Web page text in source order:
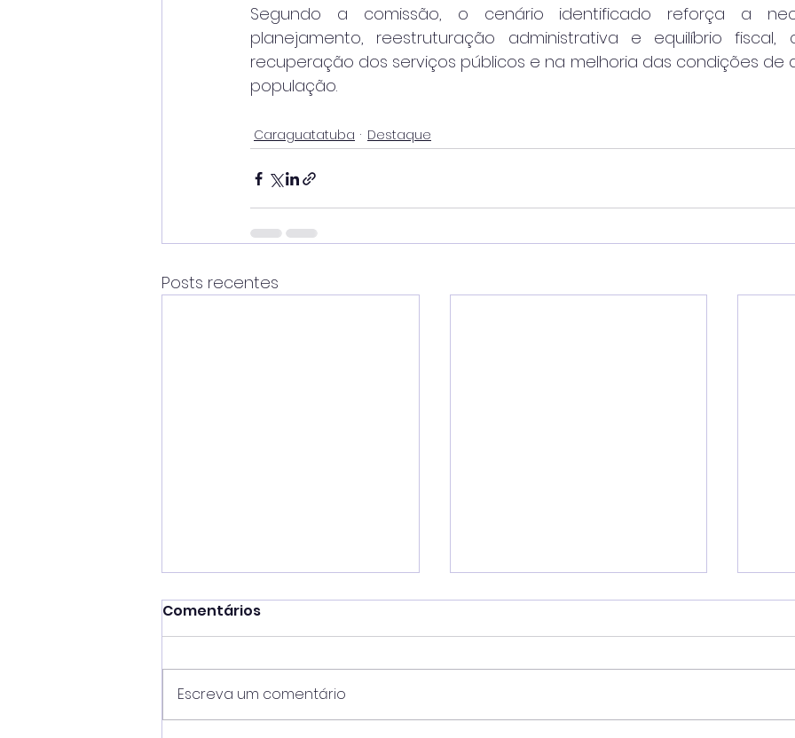
Segundo a comissão, o cenário identificado reforça a
planejamento, reestruturação administrativa e equilíbrio
recuperação dos serviços públicos e na melhoria das condições de
população.
Caraguatatuba Destaque
Posts recentes
Comentários
Escreva um comentário